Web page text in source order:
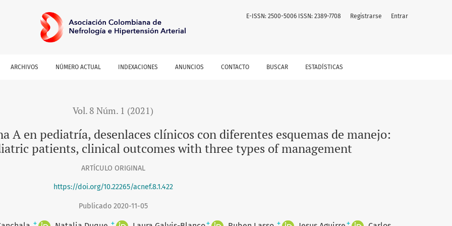
ARCHIVOS NÚMERO ACTUAL INDEXACIONES ANUNCIOS CONTACTO BUSCAR ESTADÍSTICAS
E-ISSN: 2500-5006 ISSN: 2389-7708 Registrarse Entrar
Vol. 8 Núm. 1 (2021)
en pediatría, desenlaces clínicos con diferentes esquemas de manejo:
patients, clinical outcomes with three types of management
ARTÍCULO ORIGINAL
https://doi.org/10.22265/acnef.8.1.422
Publicado 2020-11-05
+ + + + +